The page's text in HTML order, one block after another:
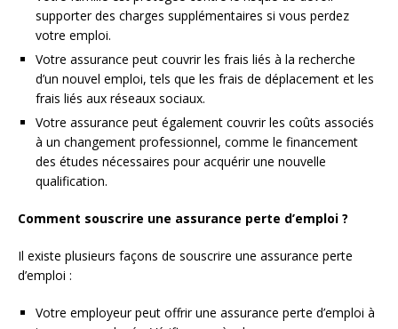
supporter des charges supplémentaires si vous perdez
votre emploi.
Votre assurance peut couvrir les frais liés à la recherche
d’un nouvel emploi, tels que les frais de déplacement et les
frais liés aux réseaux sociaux.
Votre assurance peut également couvrir les coûts associés
à un changement professionnel, comme le financement
des études nécessaires pour acquérir une nouvelle
qualification.
Comment souscrire une assurance perte d’emploi ?
Il existe plusieurs façons de souscrire une assurance perte
d’emploi :
Votre employeur peut offrir une assurance perte d’emploi à